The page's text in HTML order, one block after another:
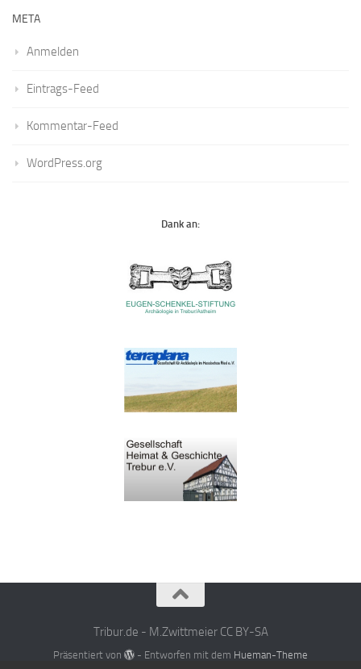
META
Anmelden
Eintrags-Feed
Kommentar-Feed
WordPress.org
Dank an:
Tribur.de - M.Zwittmeier CC BY-SA
Präsentiert von - Entworfen mit dem Hueman-Theme